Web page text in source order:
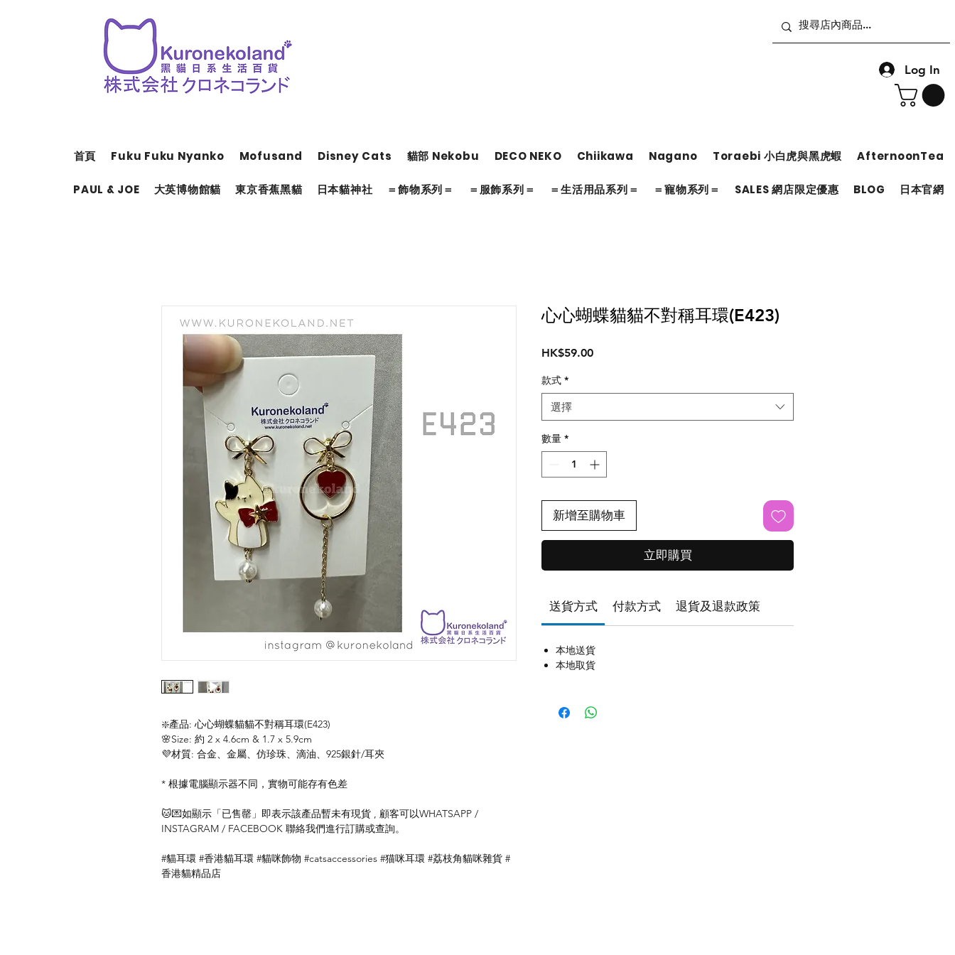
Log In
首頁 Fuku Fuku Nyanko Mofusand Disney Cats 貓部 Nekobu DECO NEKO Chiikawa Nagano Toraebi 小白虎與黑虎蝦 AfternoonTea
PAUL & JOE 大英博物館貓 東京香蕉黑貓 日本貓神社 ＝飾物系列＝ ＝服飾系列＝ ＝生活用品系列＝ ＝寵物系列＝ SALES 網店限定優惠 BLOG 日本官網
❇️產品: 心心蝴蝶貓貓不對稱耳環(E423)
🌸Size: 約 2 x 4.6cm & 1.7 x 5.9cm
💜材質: 合金、金屬、仿珍珠、滴油、925銀針/耳夾
* 根據電腦顯示器不同，實物可能存有色差
🐱💌如顯示「已售罄」即表示該產品暫未有現貨 , 顧客可以WHATSAPP /
INSTAGRAM / FACEBOOK 聯絡我們進行訂購或查詢。
#貓耳環 #香港貓耳環 #貓咪飾物 #catsaccessories #猫咪耳環 #荔枝角貓咪雜貨 #
香港貓精品店
心心蝴蝶貓貓不對稱耳環(E423)
HK$59.00價
款式 *
選擇
數量 *
新增至購物車
立即購買
送貨方式 付款方式 退貨及退款政策
本地送貨
本地取貨